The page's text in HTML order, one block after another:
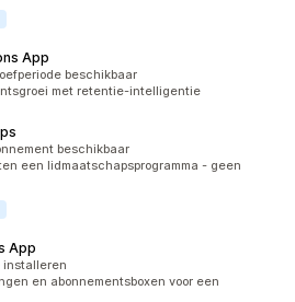
App
beschikbaar
met retentie-intelligentie
beschikbaar
een lidmaatschapsprogramma - geen
App
installeren
en abonnementsboxen voor een